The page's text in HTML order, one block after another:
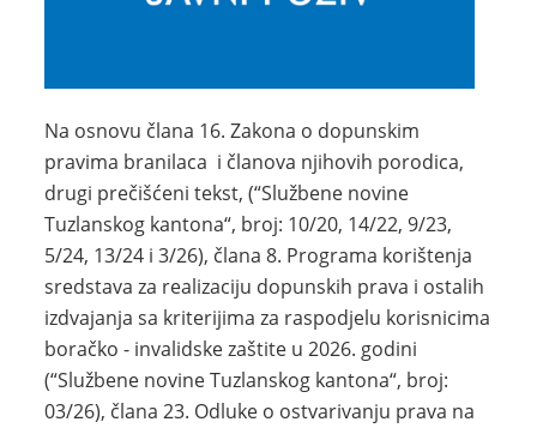
Na osnovu člana 16. Zakona o dopunskim
pravima branilaca i članova njihovih porodica,
drugi prečišćeni tekst, (“Službene novine
Tuzlanskog kantona“, broj: 10/20, 14/22, 9/23,
5/24, 13/24 i 3/26), člana 8. Programa korištenja
sredstava za realizaciju dopunskih prava i ostalih
izdvajanja sa kriterijima za raspodjelu korisnicima
boračko - invalidske zaštite u 2026. godini
(“Službene novine Tuzlanskog kantona“, broj:
03/26), člana 23. Odluke o ostvarivanju prava na